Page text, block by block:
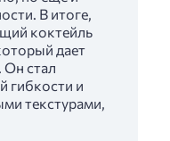
В итоге,
коктейль
дает
Он стал
гибкости и
текстурами,